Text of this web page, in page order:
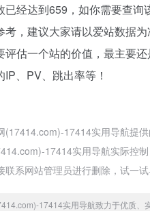
已经达到659，如你需要查询
考，建议大家请以爱站数据
评估一个站的价值，最主要
、PV、跳出率等！
(17414.com)-17414实用导航提
17414实用导航实际控
联系网站管理员进行删除，试一
17414实用导航致力于优质、